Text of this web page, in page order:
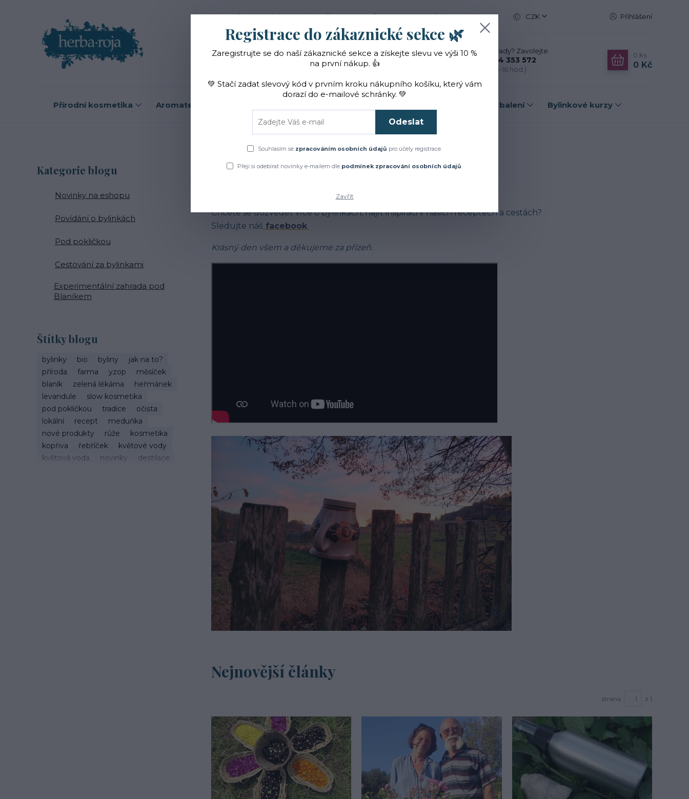
Blog O nás Novinky Vše o nákupu Reference Kontakt CZK Přihlášení
Hledat
Nevíte si rady? Zavolejte.
+420 774 353 572
(Po-Pá, 10-16 hod.)
0 ks
0 Kč
Přírodní kosmetika Aromaterapie Dárková balení Bylinkové kurzy
Úvod Blog
Kategorie blogu
Novinky na eshopu
Povídání o bylinkách
Pod pokličkou
Cestování za bylinkami
Experimentální zahrada pod
Blaníkem
Štítky blogu
bylinky bio byliny
jak na to?
příroda
farma yzop
měsíček
blaník
zelená lékárna
heřmánek
levandule
slow kosmetika
pod pokličkou
tradice
očista
lokální
recept
meduňka
nové produkty
růže
kosmetika
kopřiva
řebříček
květové vody
květová voda
novinky
destilace
Blog
Chcete se dozvědět více o bylinkách, najít inspiraci v našich receptech a cestách?
Sledujte náš facebook
Krásný den všem a děkujeme za přízeň.
Nejnovější články
strana z 1
Registrace do zákaznické sekce 🌿
Zaregistrujte se do naší zákaznické sekce a získejte slevu ve výši 10 %
na první nákup. 👍
💚 Stačí zadat slevový kód v prvním kroku nákupního košíku, který vám
dorazí do e-mailové schránky. 💚
Odeslat
Souhlasím se zpracováním osobních údajů pro účely registrace.
Přeji si odebírat novinky e-mailem dle podmínek zpracování osobních údajů.
Zavřít